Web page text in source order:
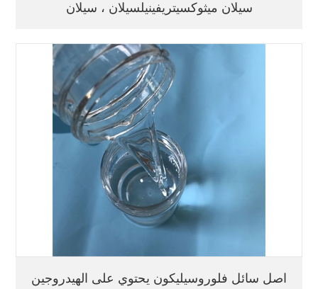
سيلان ميثوكسيتريفينيلسيلان ، سيلان
اصل سائل فلوروسيليكون يحتوي على الهيدروجين